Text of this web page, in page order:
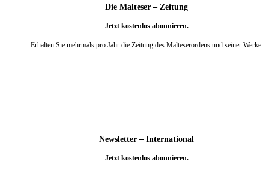
Die Malteser – Zeitung
Jetzt kostenlos abonnieren.
Erhalten Sie mehrmals pro Jahr die Zeitung des Malteserordens und seiner Werke.
Newsletter – International
Jetzt kostenlos abonnieren.